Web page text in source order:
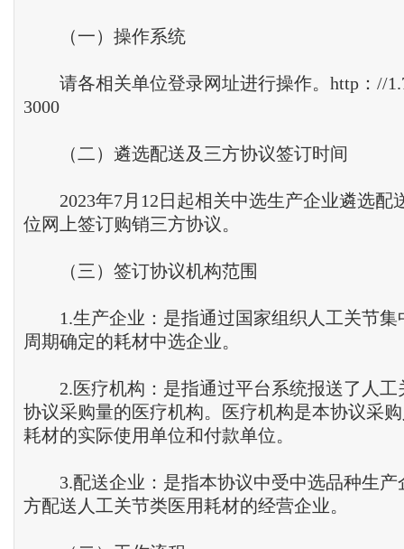
（一）操作系统
请各相关单位登录网址进行操作。http：//
3000
（二）遴选配送及三方协议签订时间
2023年7月12日起相关中选生产企业遴选配
位网上签订购销三方协议。
（三）签订协议机构范围
1.生产企业：是指通过国家组织人工关节集
周期确定的耗材中选企业。
2.医疗机构：是指通过平台系统报送了人工
协议采购量的医疗机构。医疗机构是本协议采
耗材的实际使用单位和付款单位。
3.配送企业：是指本协议中受中选品种生产
方配送人工关节类医用耗材的经营企业。